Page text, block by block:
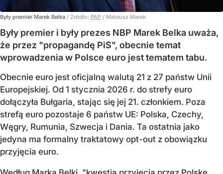
Były premier Marek Belka / Źródło: PAP / Mateusz Marek
Były premier i były prezes NBP Marek Belka uważa,
że przez "propagandę PiS", obecnie temat
wprowadzenia w Polsce euro jest tematem tabu.
Obecnie euro jest oficjalną walutą 21 z 27 państw Unii
Europejskiej. Od 1 stycznia 2026 r. do strefy euro
dołączyła Bułgaria, stając się jej 21. członkiem. Poza
strefą euro pozostaje 6 państw UE: Polska, Czechy,
Węgry, Rumunia, Szwecja i Dania. Ta ostatnia jako
jedyna ma formalny traktatowy opt-out z obowiązku
przyjęcia euro.